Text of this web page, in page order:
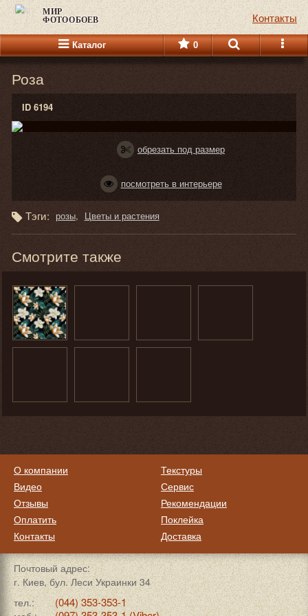
МИР
ФОТООБОЕВ Контакты
Каталог 0
Роза
ID 6194
обрезать под размер
посмотреть в интерьере
Тэги: розы Цветы и растения
Смотрите также
О компании
Видео
Отзывы
Оплатить
Контакты
Текстуры
Сервис
Рекомендации
Поклейка
Доставка
Почтовый адрес:
г. Киев, бул. Леси Украинки 34
тел.:
(044) 353-353-1